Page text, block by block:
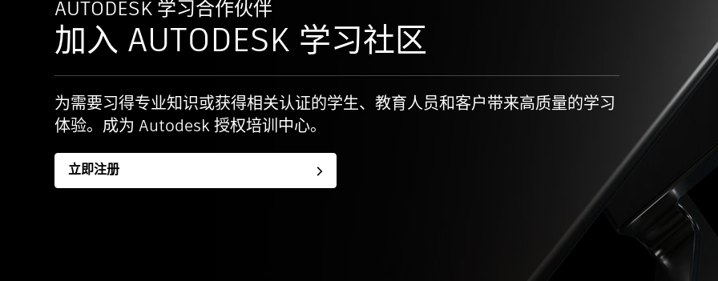
AUTODESK 学习合作伙伴
加入 AUTODESK 学习社区
为需要习得专业知识或获得相关认证的学生、教育人员和客户带来高质量的学习
体验。成为 Autodesk 授权培训中心。
立即注册